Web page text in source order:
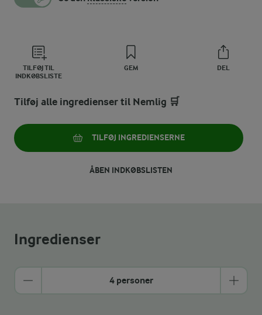
TILFØJ TIL
INDKØBSLISTE
GEM DEL
Tilføj alle ingredienser til Nemlig 🛒
TILFØJ INGREDIENSERNE
ÅBEN INDKØBSLISTEN
Ingredienser
4 personer